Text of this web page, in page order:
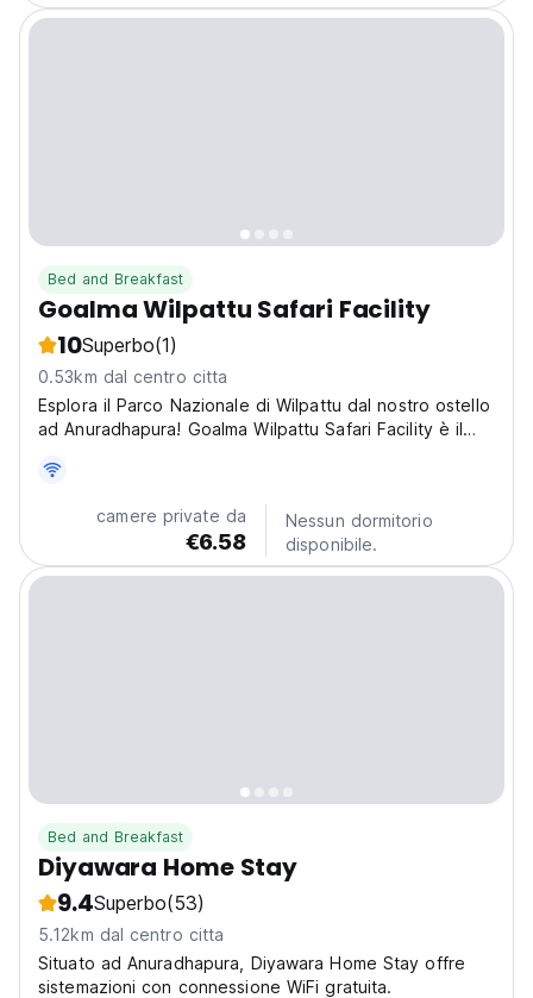
Bed and Breakfast
Goalma Wilpattu Safari Facility
10Superbo(1)
0.53km dal centro citta
Esplora il Parco Nazionale di Wilpattu dal nostro ostello
ad Anuradhapura! Goalma Wilpattu Safari Facility è il
per incontrare altri appassionati di viaggio. (Auto-
translated from original language)
camere private da
€6.58
Nessun dormitorio
disponibile.
Bed and Breakfast
Diyawara Home Stay
9.4Superbo(53)
5.12km dal centro citta
Situato ad Anuradhapura, Diyawara Home Stay offre
sistemazioni con connessione WiFi gratuita.